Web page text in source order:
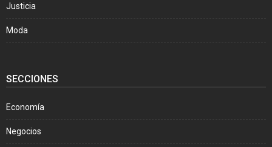
Justicia
Moda
SECCIONES
Economía
Negocios